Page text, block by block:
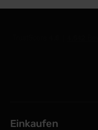
Einkaufen